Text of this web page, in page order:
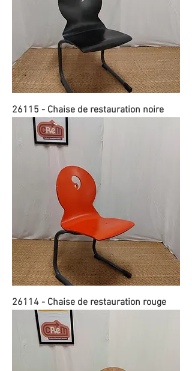
26115 - Chaise de restauration noire
26114 - Chaise de restauration rouge